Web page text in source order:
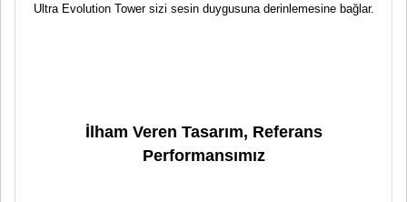
Ultra Evolution Tower sizi sesin duygusuna derinlemesine bağlar.
İlham Veren Tasarım, Referans
Performansımız